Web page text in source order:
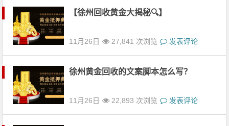
【徐州回收黄金大揭秘🔍】
11月26日 27,841 次浏览 发表评论
徐州黄金回收的文案脚本怎么写？
11月26日 22,893 次浏览 发表评论